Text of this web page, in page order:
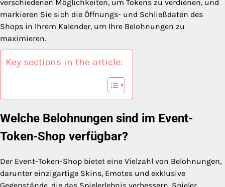
verschiedenen Möglichkeiten, um Tokens zu verdienen, und
markieren Sie sich die Öffnungs- und Schließdaten des
Shops in Ihrem Kalender, um Ihre Belohnungen zu
maximieren.
Key sections in the article:
Welche Belohnungen sind im Event-
Token-Shop verfügbar?
Der Event-Token-Shop bietet eine Vielzahl von Belohnungen,
darunter einzigartige Skins, Emotes und exklusive